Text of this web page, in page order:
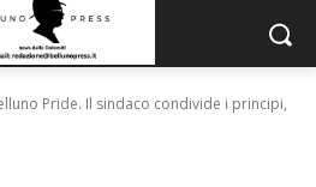
Pride. Il sindaco condivide i principi,